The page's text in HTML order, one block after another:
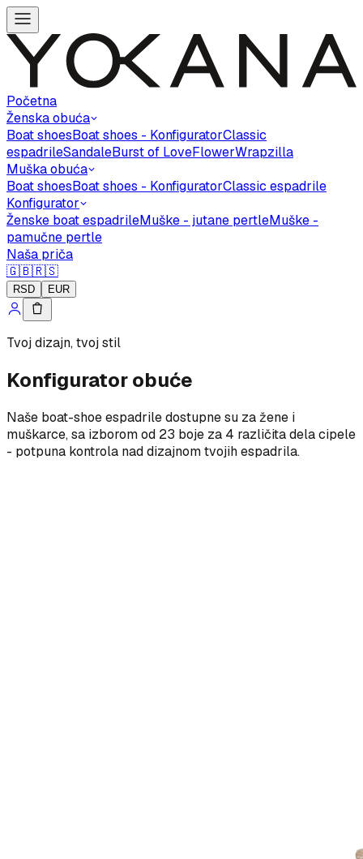
Početna
Ženska obuća
Boat shoesBoat shoes - KonfiguratorClassic
espadrileSandaleBurst of LoveFlowerWrapzilla
Muška obuća
Boat shoesBoat shoes - KonfiguratorClassic espadrile
Konfigurator
Ženske boat espadrileMuške - jutane pertleMuške -
pamučne pertle
Naša priča
🇬🇧🇷🇸
RSD EUR
Tvoj dizajn, tvoj stil
Konfigurator obuće
Naše boat-shoe espadrile dostupne su za žene i
muškarce, sa izborom od 23 boje za 4 različita dela cipele
- potpuna kontrola nad dizajnom tvojih espadrila.